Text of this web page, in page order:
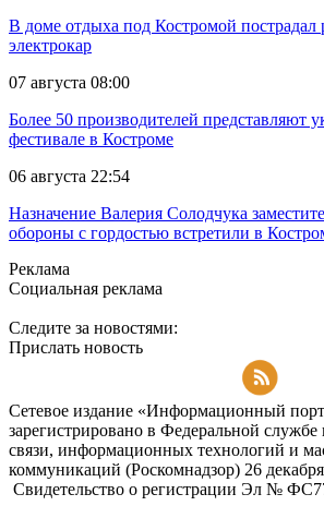
В доме отдыха под Костромой пострадал
электрокар
07 августа 08:00
Более 50 производителей представляют
фестивале в Костроме
06 августа 22:54
Назначение Валерия Солодчука
обороны с гордостью встретили в
Реклама
Социальная реклама
Следите за новостями:
Прислать новость
Сетевое издание «Информационный
зарегистрировано в Федеральной службе
связи, информационных технологий и
коммуникаций (Роскомнадзор) 26 декабря
Свидетельство о регистрации Эл №